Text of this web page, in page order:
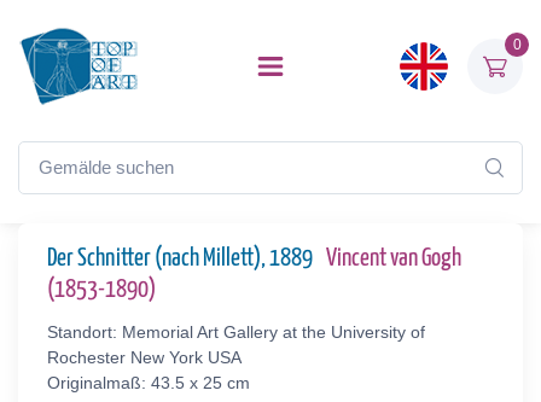
0
Der Schnitter (nach Millett), 1889 Vincent van Gogh
(1853-1890)
Standort: Memorial Art Gallery at the University of
Rochester New York USA
Originalmaß: 43.5 x 25 cm